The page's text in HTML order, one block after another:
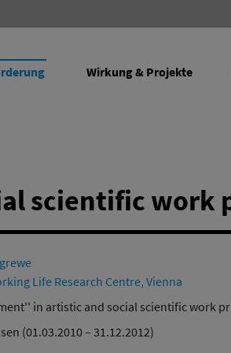
Young
Ergänzende Instrumente
Infrastruktur für
Wirkung & Projekte
scientific work
Life Research Centre, Vienna
in artistic and social scientific work
(01.03.2010 – 31.12.2012)